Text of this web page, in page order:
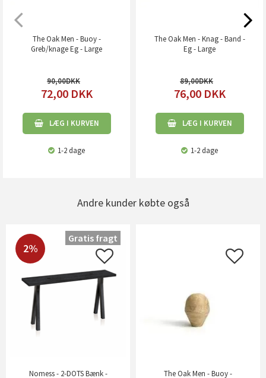
The Oak Men - Buoy -
Greb/knage Eg - Large
90,00
72,00 DKK
LÆG I KURVEN
1-2 dage
The Oak Men - Knag - Band -
Eg - Large
89,00
76,00 DKK
LÆG I KURVEN
1-2 dage
Andre kunder købte også
2%
Nomess - 2-DOTS Bænk -
Gratis fragt
The Oak Men - Buoy -